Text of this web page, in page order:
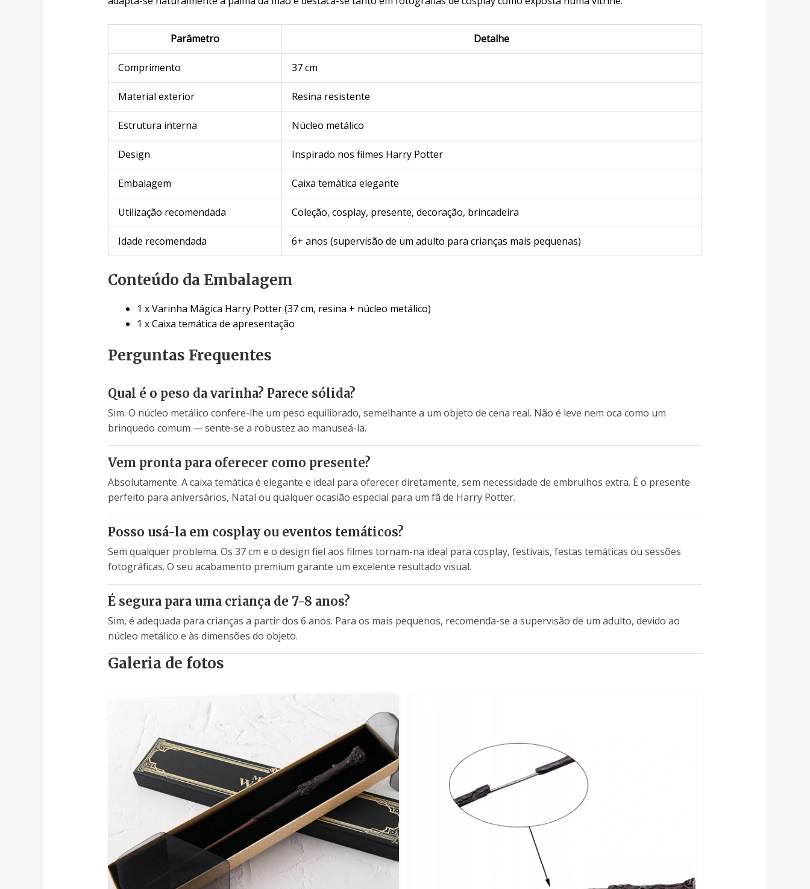
Parâmetro Detalhe
Comprimento 37 cm
Material exterior Resina resistente
Estrutura interna Núcleo metálico
Design Inspirado nos filmes Harry Potter
Embalagem Caixa temática elegante
Utilização recomendada Coleção, cosplay, presente, decoração, brincadeira
Idade recomendada 6+ anos (supervisão de um adulto para crianças mais pequenas)
Conteúdo da Embalagem
1 x Varinha Mágica Harry Potter (37 cm, resina + núcleo metálico)
1 x Caixa temática de apresentação
Perguntas Frequentes
Qual é o peso da varinha? Parece sólida?
Sim. O núcleo metálico confere-lhe um peso equilibrado, semelhante a um objeto de cena real. Não é leve nem oca como um
brinquedo comum — sente-se a robustez ao manuseá-la.
Vem pronta para oferecer como presente?
Absolutamente. A caixa temática é elegante e ideal para oferecer diretamente, sem necessidade de embrulhos extra. É o presente
perfeito para aniversários, Natal ou qualquer ocasião especial para um fã de Harry Potter.
Posso usá-la em cosplay ou eventos temáticos?
Sem qualquer problema. Os 37 cm e o design fiel aos filmes tornam-na ideal para cosplay, festivais, festas temáticas ou sessões
fotográficas. O seu acabamento premium garante um excelente resultado visual.
É segura para uma criança de 7-8 anos?
Sim, é adequada para crianças a partir dos 6 anos. Para os mais pequenos, recomenda-se a supervisão de um adulto, devido ao
núcleo metálico e às dimensões do objeto.
Galeria de fotos